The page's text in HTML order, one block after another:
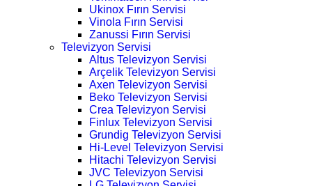
Ukinox Fırın Servisi
Vinola Fırın Servisi
Zanussi Fırın Servisi
Televizyon Servisi
Altus Televizyon Servisi
Arçelik Televizyon Servisi
Axen Televizyon Servisi
Beko Televizyon Servisi
Crea Televizyon Servisi
Finlux Televizyon Servisi
Grundig Televizyon Servisi
Hi-Level Televizyon Servisi
Hitachi Televizyon Servisi
JVC Televizyon Servisi